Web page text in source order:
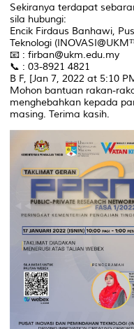
Sekiranya terdapat
sila hubungi:
Encik Firdaus Banhawi,
Teknologi
📧 : firban@ukm.edu.my
📞 : 03-8921 4821
B F, [Jan 7, 2022 at 5:10
Mohon bantuan rakan-
menghebahkan kepada
masing. Terima kasih.